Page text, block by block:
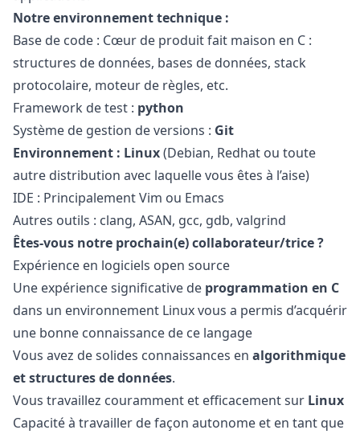
Notre environnement technique :
Base de code : Cœur de produit fait maison en C :
structures de données, bases de données, stack
protocolaire, moteur de règles, etc.
Framework de test : python
Système de gestion de versions : Git
Environnement : Linux(Debian, Redhat ou toute
autre distribution avec laquelle vous êtes à l’aise)
IDE : Principalement Vim ou Emacs
Autres outils : clang, ASAN, gcc, gdb, valgrind
Êtes-vous notre prochain(e) collaborateur/trice ?
Expérience en logiciels open source
Une expérience significative de programmation en C
dans un environnement Linux vous a permis d’acquérir
une bonne connaissance de ce langage
Vous avez de solides connaissances en algorithmique
et structures de données.
Vous travaillez couramment et efficacement sur Linux
Capacité à travailler de façon autonome et en tant que